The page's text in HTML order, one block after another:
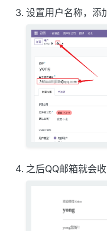
设置用户名称，添
之后QQ邮箱就会